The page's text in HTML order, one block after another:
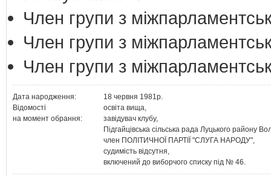
Член групи з
Член групи з
Член групи з
Дата народження:
18 червня 1981р.
Відомості
на момент обрання:
освіта вища,
завідувач клубу,
Підгайцівська сільська рада Луцького району
член ПОЛІТИЧНОЇ ПАРТІЇ "СЛУГА НАРОДУ",
судимість відсутня,
включений до виборчого списку під № 46.